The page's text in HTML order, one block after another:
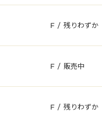
F / 残りわずか
F / 販売中
F / 残りわずか